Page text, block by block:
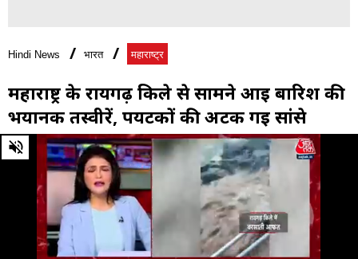
Hindi News भारत महाराष्ट्र
महाराष्ट्र के रायगढ़ किले से सामने आई बारिश की
भयानक तस्वीरें, पर्यटकों की अटक गई सांसे
0
of
seconds